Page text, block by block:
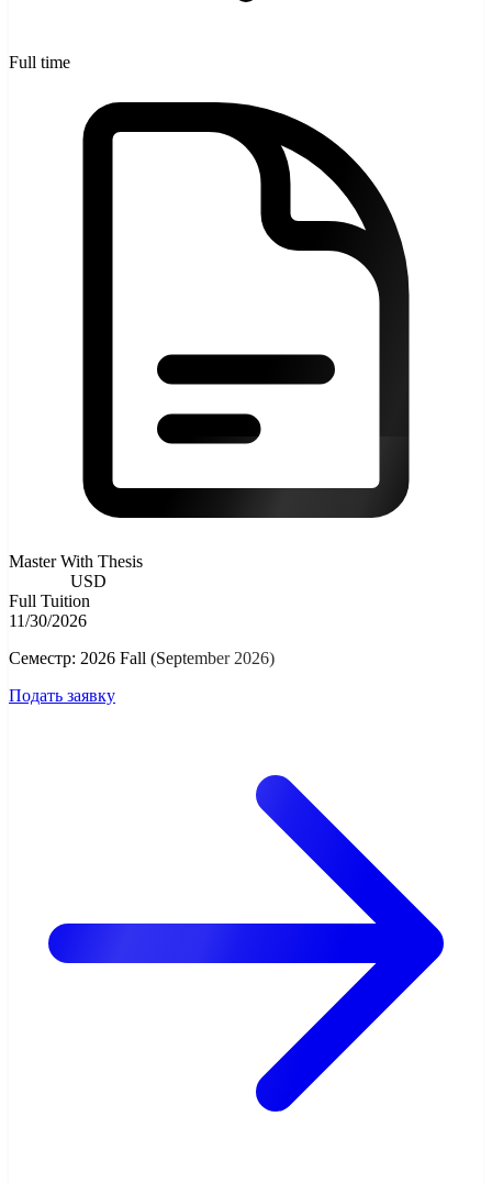
Full time
Master With Thesis
USD
Full Tuition
11/30/2026
Семестр: 2026 Fall (September 2026)
Подать заявку